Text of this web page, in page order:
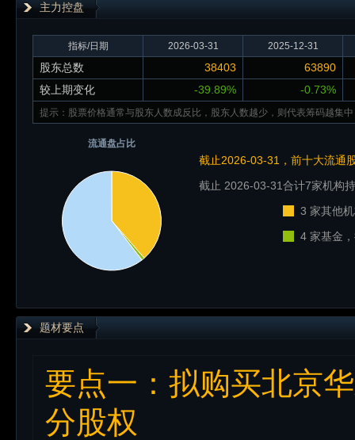
主力控盘
指标/日期 2026-03-31 2025-12-31
股东总数 38403
63890
较上期变化
-39.89% -0.73%
提示：股票价格通常与股东人数成反比，股东人数越少，则代表筹码越集
流通盘占比
截止2026-03-31，前十大流通
截止 2026-03-31合计7家机构
3 家其他
4 家基金
题材要点
要点一：拟购买北京
分股权